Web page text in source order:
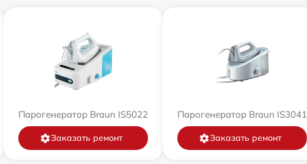
Парогенератор Braun IS5022
Заказать ремонт
Парогенератор Braun IS3041
Заказать ремонт